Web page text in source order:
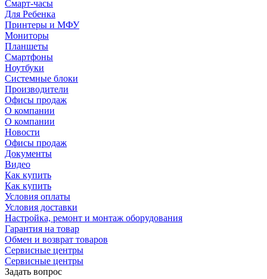
Смарт-часы
Для Ребенка
Принтеры и МФУ
Мониторы
Планшеты
Смартфоны
Ноутбуки
Системные блоки
Производители
Офисы продаж
О компании
О компании
Новости
Офисы продаж
Документы
Видео
Как купить
Как купить
Условия оплаты
Условия доставки
Настройка, ремонт и монтаж оборудования
Гарантия на товар
Обмен и возврат товаров
Сервисные центры
Сервисные центры
Задать вопрос